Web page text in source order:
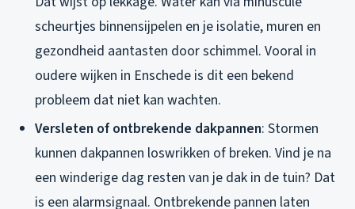
scheurtjes binnensijpelen en je isolatie, muren en
gezondheid aantasten door schimmel. Vooral in
oudere wijken in Enschede is dit een bekend
probleem dat niet kan wachten.
Versleten of ontbrekende dakpannen: Stormen
kunnen dakpannen loswrikken of breken. Vind je na
een winderige dag resten van je dak in de tuin? Dat
is een alarmsignaal. Ontbrekende pannen laten